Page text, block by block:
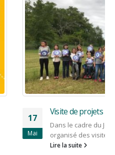
de l'Europe, le GAL Cévennes a
sur la communauté...